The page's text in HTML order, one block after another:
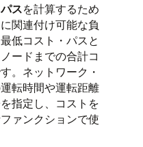
スを計算するため
関連付け可能な負
低コスト・パスと
ードまでの合計コ
。ネットワーク・
転時間や運転距離
指定し、コストを
ァンクションで使